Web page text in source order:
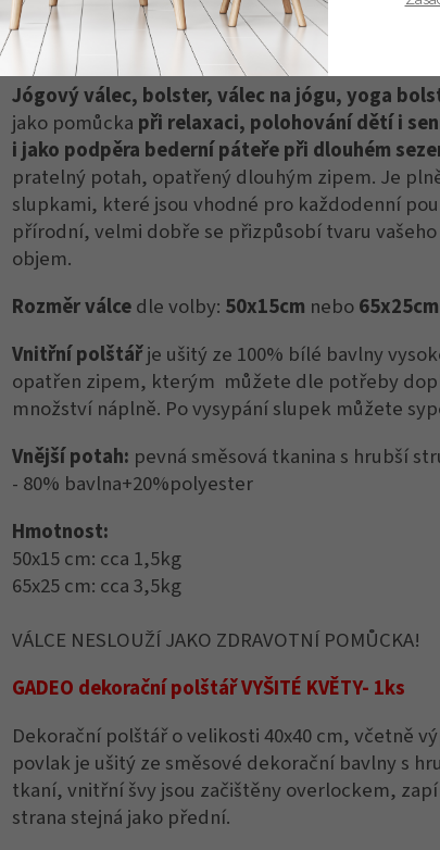
GADEO jógový válec, bolster na jógu VYŠITÉ
Jógový válec, bolster, válec na jógu, yoga
jako pomůcka při relaxaci, polohování dětí i
i jako podpěra bederní páteře při dlouhém
pratelný potah, opatřený dlouhým zipem. Je
slupkami, které jsou vhodné pro každodenní
přírodní, velmi dobře se přizpůsobí tvaru
objem.
Rozměr válcedle volby: 50x15cm nebo65x25cm
Vnitřní polštářje ušitý ze 100% bílé bavlny
opatřen zipem, kterým můžete dle potřeby
množství náplně. Po vysypání slupek můžete
Vnější potah: pevná směsová tkanina s hrubší
- 80% bavlna+20%polyester
Hmotnost:
50x15 cm: cca 1,5kg
65x25 cm: cca 3,5kg
VÁLCE NESLOUŽÍ JAKO ZDRAVOTNÍ POMŮCKA!
GADEO dekorační polštář VYŠITÉ KVĚTY- 1ks
Dekorační polštář o velikosti 40x40 cm, včetně
povlak je ušitý ze směsové dekorační bavlny s
tkaní, vnitřní švy jsou začištěny overlockem,
strana stejná jako přední.